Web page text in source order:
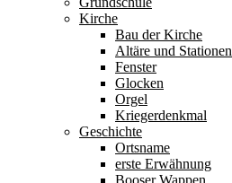
Kirche
Bau der Kirche
Altäre und Stationen
Fenster
Glocken
Orgel
Kriegerdenkmal
Geschichte
Ortsname
erste Erwähnung
Booser Wappen